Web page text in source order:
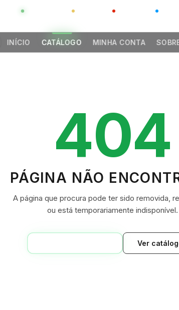
CHINA
INÍCIO CATÁLOGO MINHA CONTA
GREEN
404
PÁGINA NÃO
A página que procura pode ter sido removida,
ou está temporariamente indisponível.
Ver